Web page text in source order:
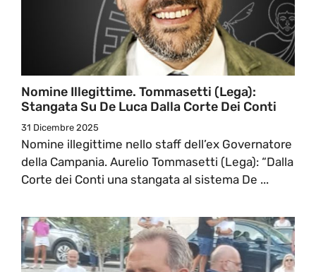
Nomine Illegittime. Tommasetti (Lega):
Stangata Su De Luca Dalla Corte Dei Conti
31 Dicembre 2025
Nomine illegittime nello staff dell’ex Governatore
della Campania. Aurelio Tommasetti (Lega): “Dalla
Corte dei Conti una stangata al sistema De ...